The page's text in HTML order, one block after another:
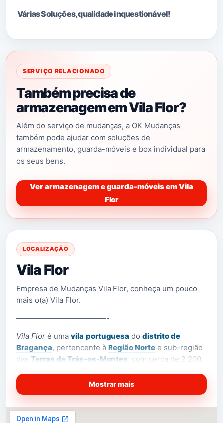
Várias Soluções, qualidade inquestionável!
SERVIÇO RELACIONADO
Também precisa de
armazenagem em Vila Flor?
Além do serviço de mudanças, a OK Mudanças
também pode ajudar com soluções de
armazenamento, guarda-móveis e box individual para
os seus bens.
Ver armazenagem e guarda-móveis em Vila
Flor
LOCALIZAÇÃO
Vila Flor
Empresa de Mudanças Vila Flor, conheça um pouco
mais o(a) Vila Flor.
————————————-
Vila Flor é uma vila portuguesa do distrito de
Bragança, pertencente à Região Norte e sub-região
das Terras de Trás-os-Montes , com cerca de 2 200
É sede de um
municípiocom 265,81 km² de área
14freguesias.[3]
Mostrar mais